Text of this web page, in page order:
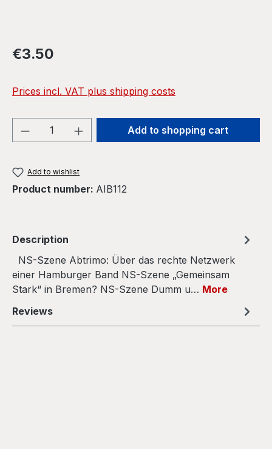
Regular price:
€3.50
Prices incl. VAT plus shipping costs
Product Quantity: Enter the desired
Add to shopping cart
Add to wishlist
Product number: AIB112
Description
NS-Szene Abtrimo: Über das rechte Netzwerk
einer Hamburger Band NS-Szene „Gemeinsam
Stark“ in Bremen? NS-Szene Dumm u… More
Reviews